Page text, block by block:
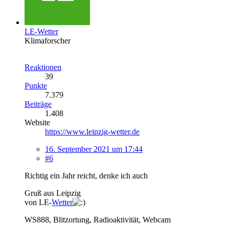
LE-Wetter
Klimaforscher
Reaktionen
39
Punkte
7.379
Beiträge
1.408
Website
https://www.leipzig-wetter.de
16. September 2021 um 17:44
#6
Richtig ein Jahr reicht, denke ich auch
Gruß aus Leipzig
von LE-Wetter
WS888, Blitzortung, Radioaktivität, Webcam